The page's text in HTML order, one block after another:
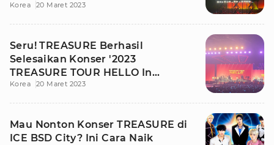
Korea 20 Maret 2023
Seru! TREASURE Berhasil
Selesaikan Konser '2023
TREASURE TOUR HELLO In
Jakarta'
Korea 20 Maret 2023
Mau Nonton Konser TREASURE di
ICE BSD City? Ini Cara Naik